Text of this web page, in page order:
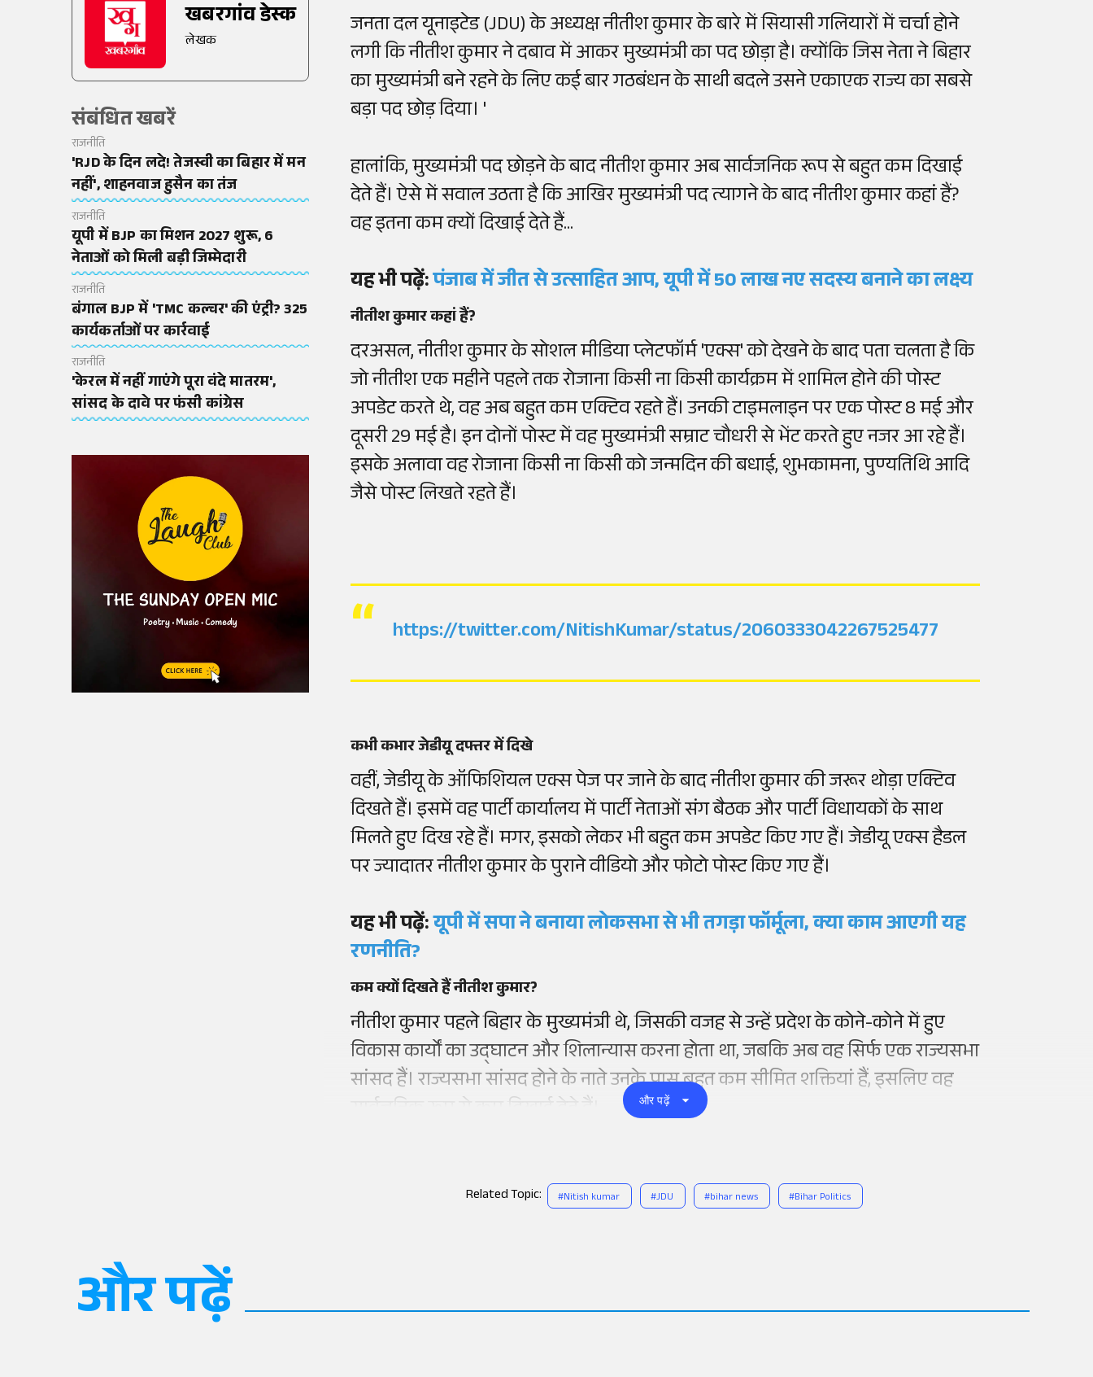
खबरगांव डेस्क
लेखक
संबंधित खबरें
राजनीति
'RJD के दिन लदे! तेजस्वी का बिहार में मन
नहीं', शाहनवाज हुसैन का तंज
राजनीति
यूपी में BJP का मिशन 2027 शुरू, 6
नेताओं को मिली बड़ी जिम्मेदारी
राजनीति
बंगाल BJP में 'TMC कल्चर' की एंट्री? 325
कार्यकर्ताओं पर कार्रवाई
राजनीति
'केरल में नहीं गाएंगे पूरा वंदे मातरम',
सांसद के दावे पर फंसी कांग्रेस
जनता दल यूनाइटेड (JDU) के अध्यक्ष नीतीश कुमार के बारे में सियासी गलियारों में चर्चा होने
लगी कि नीतीश कुमार ने दबाव में आकर मुख्यमंत्री का पद छोड़ा है। क्योंकि जिस नेता ने बिहार
का मुख्यमंत्री बने रहने के लिए कई बार गठबंधन के साथी बदले उसने एकाएक राज्य का सबसे
बड़ा पद छोड़ दिया। '
हालांकि, मुख्यमंत्री पद छोड़ने के बाद नीतीश कुमार अब सार्वजनिक रूप से बहुत कम दिखाई
देते हैं। ऐसे में सवाल उठता है कि आखिर मुख्यमंत्री पद त्यागने के बाद नीतीश कुमार कहां हैं?
वह इतना कम क्यों दिखाई देते हैं...
यह भी पढ़ें:पंजाब में जीत से उत्साहित आप, यूपी में 50 लाख नए सदस्य बनाने का लक्ष्य
नीतीश कुमार कहां हैं?
दरअसल, नीतीश कुमार के सोशल मीडिया प्लेटफॉर्म 'एक्स' को देखने के बाद पता चलता है कि
जो नीतीश एक महीने पहले तक रोजाना किसी ना किसी कार्यक्रम में शामिल होने की पोस्ट
अपडेट करते थे, वह अब बहुत कम एक्टिव रहते हैं। उनकी टाइमलाइन पर एक पोस्ट 8 मई और
दूसरी 29 मई है। इन दोनों पोस्ट में वह मुख्यमंत्री सम्राट चौधरी से भेंट करते हुए नजर आ रहे हैं।
इसके अलावा वह रोजाना किसी ना किसी को जन्मदिन की बधाई, शुभकामना, पुण्यतिथि आदि
जैसे पोस्ट लिखते रहते हैं।
https://twitter.com/NitishKumar/status/2060333042267525477
कभी कभार जेडीयू दफ्तर में दिखे
वहीं, जेडीयू के ऑफिशियल एक्स पेज पर जाने के बाद नीतीश कुमार की जरूर थोड़ा एक्टिव
दिखते हैं। इसमें वह पार्टी कार्यालय में पार्टी नेताओं संग बैठक और पार्टी विधायकों के साथ
मिलते हुए दिख रहे हैं। मगर, इसको लेकर भी बहुत कम अपडेट किए गए हैं। जेडीयू एक्स हैडल
पर ज्यादातर नीतीश कुमार के पुराने वीडियो और फोटो पोस्ट किए गए हैं।
यह भी पढ़ें:यूपी में सपा ने बनाया लोकसभा से भी तगड़ा फॉर्मूला, क्या काम आएगी यह
रणनीति?
कम क्यों दिखते हैं नीतीश कुमार?
नीतीश कुमार पहले बिहार के मुख्यमंत्री थे, जिसकी वजह से उन्हें प्रदेश के कोने-कोने में हुए
विकास कार्यों का उद्घाटन और शिलान्यास करना होता था, जबकि अब वह सिर्फ एक राज्यसभा
सांसद हैं। राज्यसभा सांसद होने के नाते उनके पास बहुत कम सीमित शक्तियां हैं, इसलिए वह
और पढ़ें
Related Topic: #Nitish kumar #JDU #bihar news #Bihar Politics
और पढ़ें